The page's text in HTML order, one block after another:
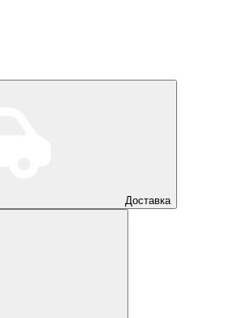
Доставка